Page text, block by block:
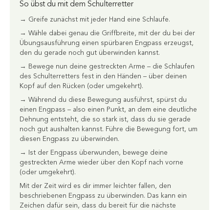
So übst du mit dem Schulterretter
→ Greife zunächst mit jeder Hand eine Schlaufe.
→ Wähle dabei genau die Griffbreite, mit der du bei der
Übungsausführung einen spürbaren Engpass erzeugst,
den du gerade noch gut überwinden kannst.
→ Bewege nun deine gestreckten Arme – die Schlaufen
des Schulterretters fest in den Händen – über deinen
Kopf auf den Rücken (oder umgekehrt).
→ Während du diese Bewegung ausführst, spürst du
einen Engpass – also einen Punkt, an dem eine deutliche
Dehnung entsteht, die so stark ist, dass du sie gerade
noch gut aushalten kannst. Führe die Bewegung fort, um
diesen Engpass zu überwinden.
→ Ist der Engpass überwunden, bewege deine
gestreckten Arme wieder über den Kopf nach vorne
(oder umgekehrt).
Mit der Zeit wird es dir immer leichter fallen, den
beschriebenen Engpass zu überwinden. Das kann ein
Zeichen dafür sein, dass du bereit für die nächste